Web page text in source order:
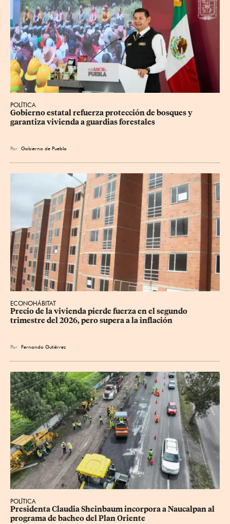
POLÍTICA
Gobierno estatal refuerza protección de bosques y
garantiza vivienda a guardias forestales
Por Gobierno de Puebla
ECONOHÁBITAT
Precio de la vivienda pierde fuerza en el segundo
trimestre del 2026, pero supera a la inflación
Por Fernando Gutiérrez
POLÍTICA
Presidenta Claudia Sheinbaum incorpora a Naucalpan al
programa de bacheo del Plan Oriente